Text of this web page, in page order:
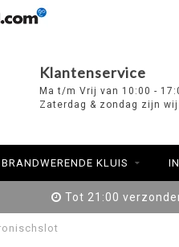
Klantenservice
Ma t/m Vrij van 10:00 -
Zaterdag & zondag zijn
BRANDWERENDE KLUIS
Tot 21:00